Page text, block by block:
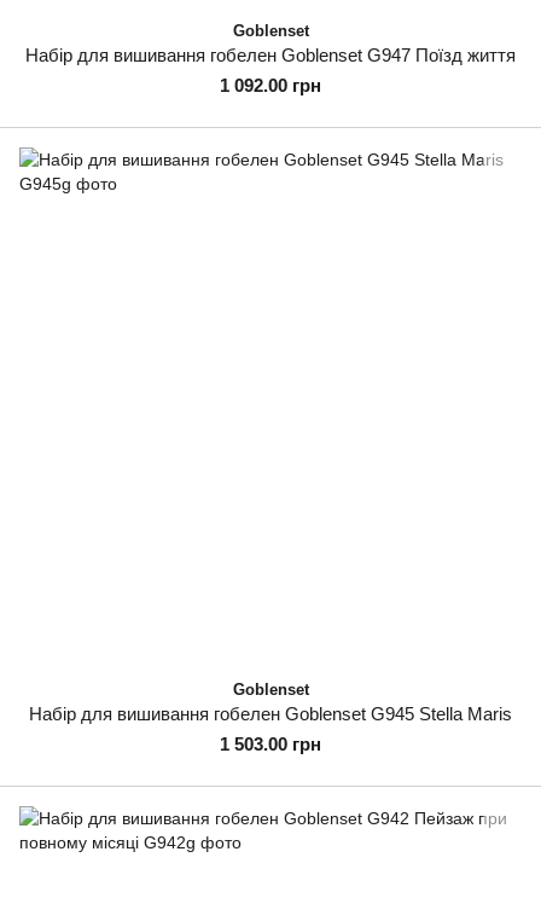
Goblenset
Набір для вишивання гобелен Goblenset G947 Поїзд життя
1 092.00 грн
Goblenset
Набір для вишивання гобелен Goblenset G945 Stella Maris
1 503.00 грн